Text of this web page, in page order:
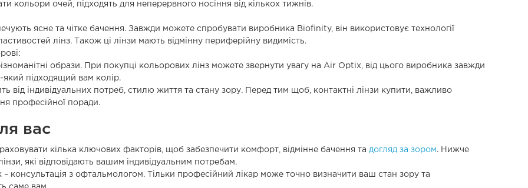
кольори очей, підходять для неперервного носіння від кількох тижнів.
ясне та чітке бачення. Завжди можете спробувати виробника Biofinity, він використовує технології
лінз. Також ці лінзи мають відмінну периферійну видимість.
образи. При покупці кольорових лінз можете звернути увагу на Air Optix, від цього виробника завжди
підходящий вам колір.
від індивідуальних потреб, стилю життя та стану зору. Перед тим щоб, контактні лінзи купити, важливо
професійної поради.
вас
кілька ключових факторів, щоб забезпечити комфорт, відмінне бачення та догляд за зором. Нижче
які відповідають вашим індивідуальним потребам.
консультація з офтальмологом. Тільки професійний лікар може точно визначити ваш стан зору та